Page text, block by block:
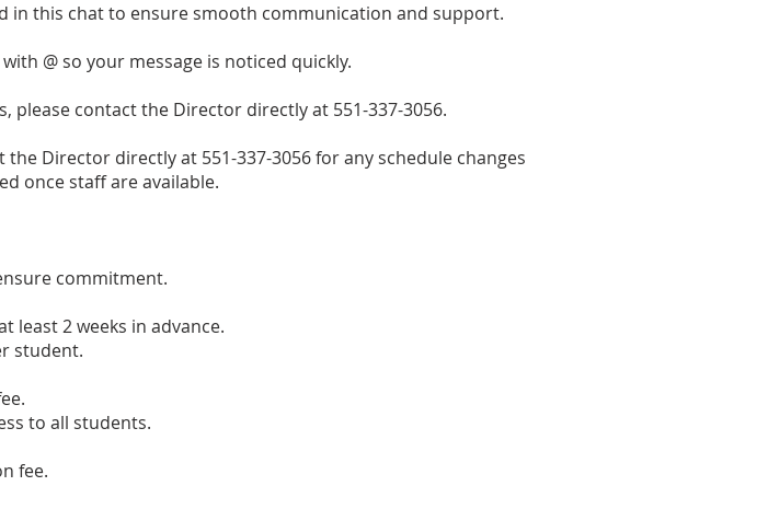
in this chat to ensure smooth communication and support.
@ so your message is noticed quickly.
please contact the Director directly at 551-337-3056.
Director directly at 551-337-3056 for any schedule changes
once staff are available.
commitment.
least 2 weeks in advance.
student.
to all students.
fee.